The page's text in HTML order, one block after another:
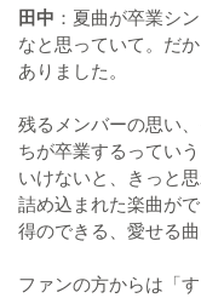
田中 ：夏曲が卒業シ
なと思っていて。だ
ありました。
残るメンバーの思い
ちが卒業するってい
いけないと、きっと
詰め込まれた楽曲が
得のできる、愛せる
ファンの方からは「